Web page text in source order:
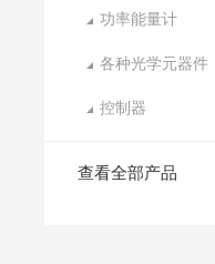
功率能量计
各种光学元器件
控制器
查看全部产品